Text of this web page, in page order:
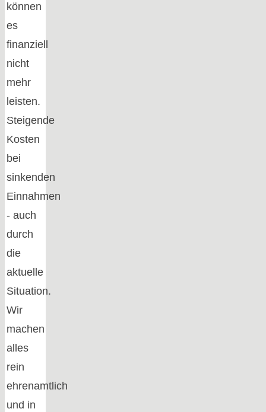
können
es
finanziell
nicht
mehr
leisten.
Steigende
Kosten
bei
sinkenden
Einnahmen
- auch
durch
die
aktuelle
Situation.
Wir
machen
alles
rein
ehrenamtlich
und in